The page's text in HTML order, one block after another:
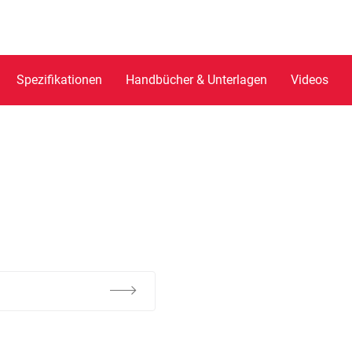
Spezifikationen Handbücher & Unterlagen Videos